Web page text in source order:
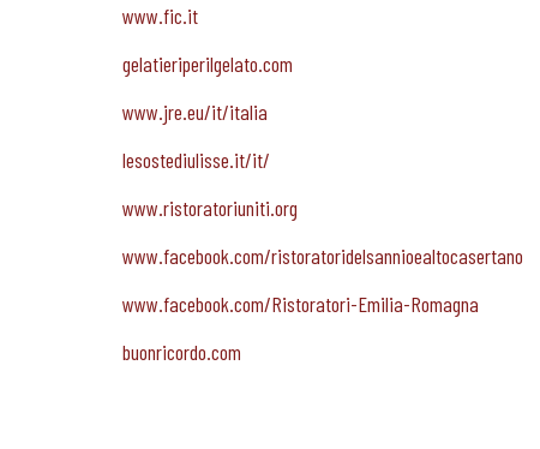
www.fic.it
gelatieriperilgelato.com
www.jre.eu/it/italia
lesostediulisse.it/it/
www.ristoratoriuniti.org
www.facebook.com/ristoratoridelsannioealtocasertano
www.facebook.com/Ristoratori-Emilia-Romagna
buonricordo.com